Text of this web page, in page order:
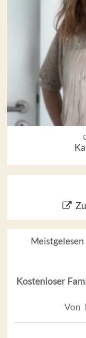
Meistgelesen
Kostenloser
Von